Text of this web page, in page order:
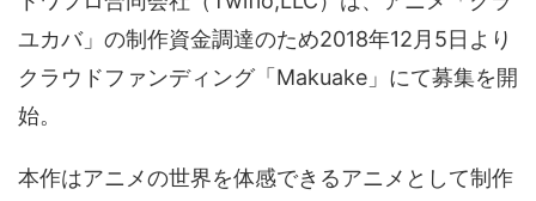
ユカバ」の制作資金調達のため2018年12月5日より
クラウドファンディング「Makuake」にて募集を開
始。
本作はアニメの世界を体感できるアニメとして制作